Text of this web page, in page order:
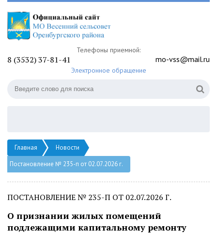
Телефоны приемной:
8 (3532) 37-81-41 mo-vss@mail.ru
Электронное обращение
Главная
Новости
Постановление № 235-п от 02.07.2026 г.
ПОСТАНОВЛЕНИЕ № 235-П ОТ 02.07.2026 Г.
О признании жилых помещений
подлежащими капитальному ремонту